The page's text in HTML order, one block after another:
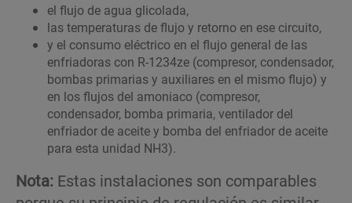
el flujo de agua glicolada,
las temperaturas de flujo y retorno en ese circuito,
y el consumo eléctrico en el flujo general de las
enfriadoras con R-1234ze (compresor, condensador,
bombas primarias y auxiliares en el mismo flujo) y
en los flujos del amoniaco (compresor,
condensador, bomba primaria, ventilador del
enfriador de aceite y bomba del enfriador de aceite
para esta unidad NH3).
Nota: Estas instalaciones son comparables